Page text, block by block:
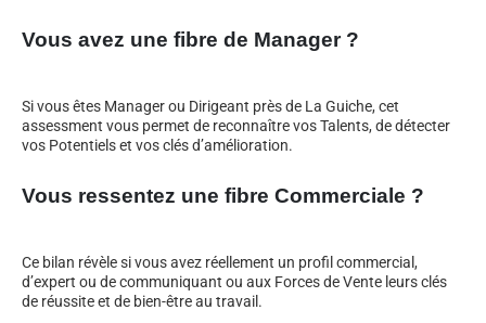
Vous avez une fibre de Manager ?
Si vous êtes Manager ou Dirigeant près de La Guiche, cet
assessment vous permet de reconnaître vos Talents, de détecter
vos Potentiels et vos clés d’amélioration.
Vous ressentez une fibre Commerciale ?
Ce bilan révèle si vous avez réellement un profil commercial,
d’expert ou de communiquant ou aux Forces de Vente leurs clés
de réussite et de bien-être au travail.